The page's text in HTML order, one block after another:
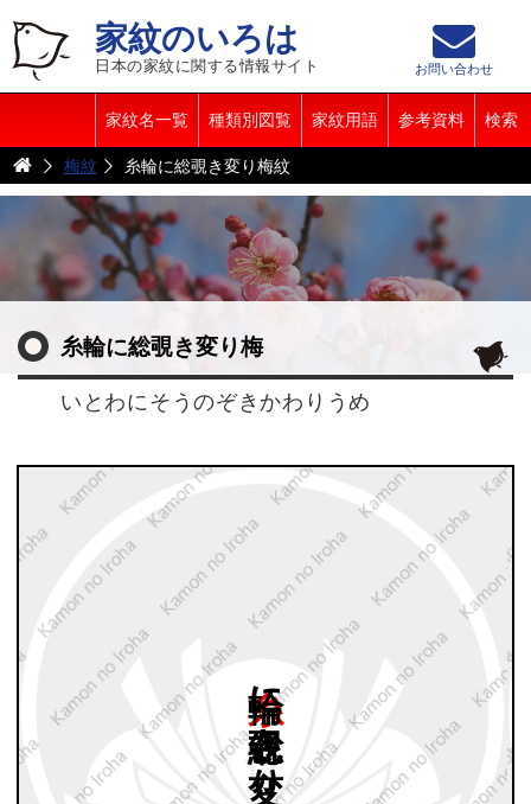
家紋のいろは
日本の家紋に関する情報サイト
家紋名一覧 種類別図覧 家紋用語 参考資料 検索
お問い合わせ
梅紋 糸輪に総覗き変り梅紋
糸輪に総覗き変り梅
いとわにそうのぞきかわりうめ
梅